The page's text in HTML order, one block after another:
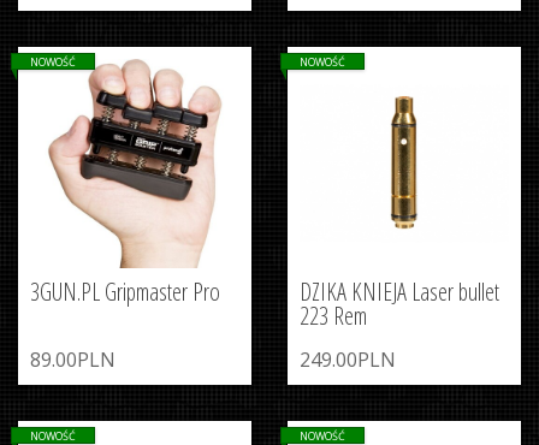
3GUN.PL Gripmaster Pro
89.00PLN
NOWOŚĆ
DZIKA KNIEJA Laser bullet
223 Rem
249.00PLN
NOWOŚĆ
NOWOŚĆ NOWOŚĆ